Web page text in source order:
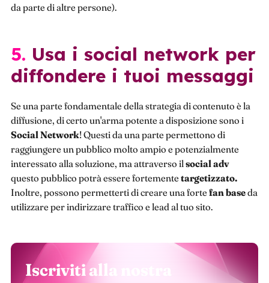
da parte di altre persone).
5. Usa i social network per
diffondere i tuoi messaggi
Se una parte fondamentale della strategia di contenuto è la
diffusione, di certo un'arma potente a disposizione sono i
Social Network! Questi da una parte permettono di
raggiungere un pubblico molto ampio e potenzialmente
interessato alla soluzione, ma attraverso il social adv
questo pubblico potrà essere fortemente targetizzato.
Inoltre, possono permetterti di creare una forte fan baseda
utilizzare per indirizzare traffico e lead al tuo sito.
Iscriviti alla nostra